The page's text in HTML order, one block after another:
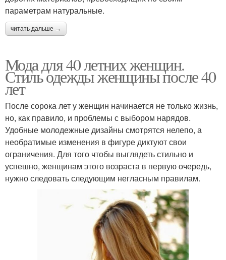
параметрам натуральные.
читать дальше →
Мода для 40 летних женщин.
Стиль одежды женщины после 40
лет
После сорока лет у женщин начинается не только жизнь,
но, как правило, и проблемы с выбором нарядов.
Удобные молодежные дизайны смотрятся нелепо, а
необратимые изменения в фигуре диктуют свои
ограничения. Для того чтобы выглядеть стильно и
успешно, женщинам этого возраста в первую очередь,
нужно следовать следующим негласным правилам.